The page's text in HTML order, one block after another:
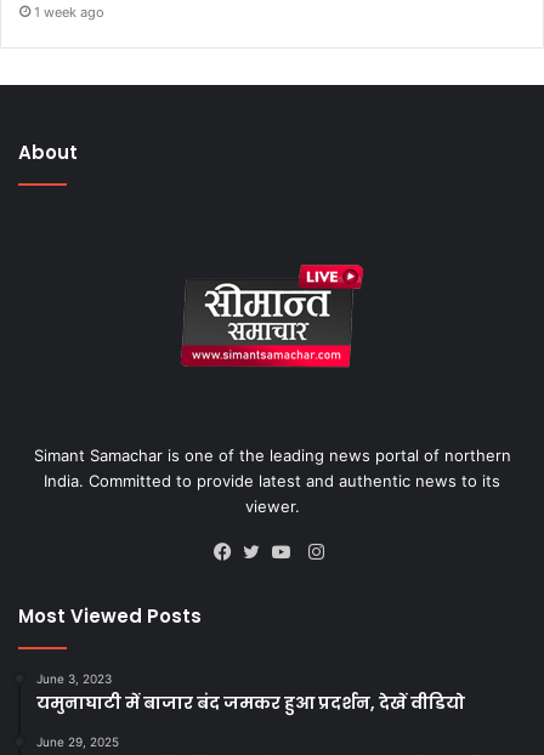
1 week ago
About
Simant Samachar is one of the leading news portal of northern
India. Committed to provide latest and authentic news to its
viewer.
Instagram
Most Viewed Posts
June 3, 2023
यमुनाघाटी में बाजार बंद जमकर हुआ प्रदर्शन, देखें वीडियो
June 29, 2025